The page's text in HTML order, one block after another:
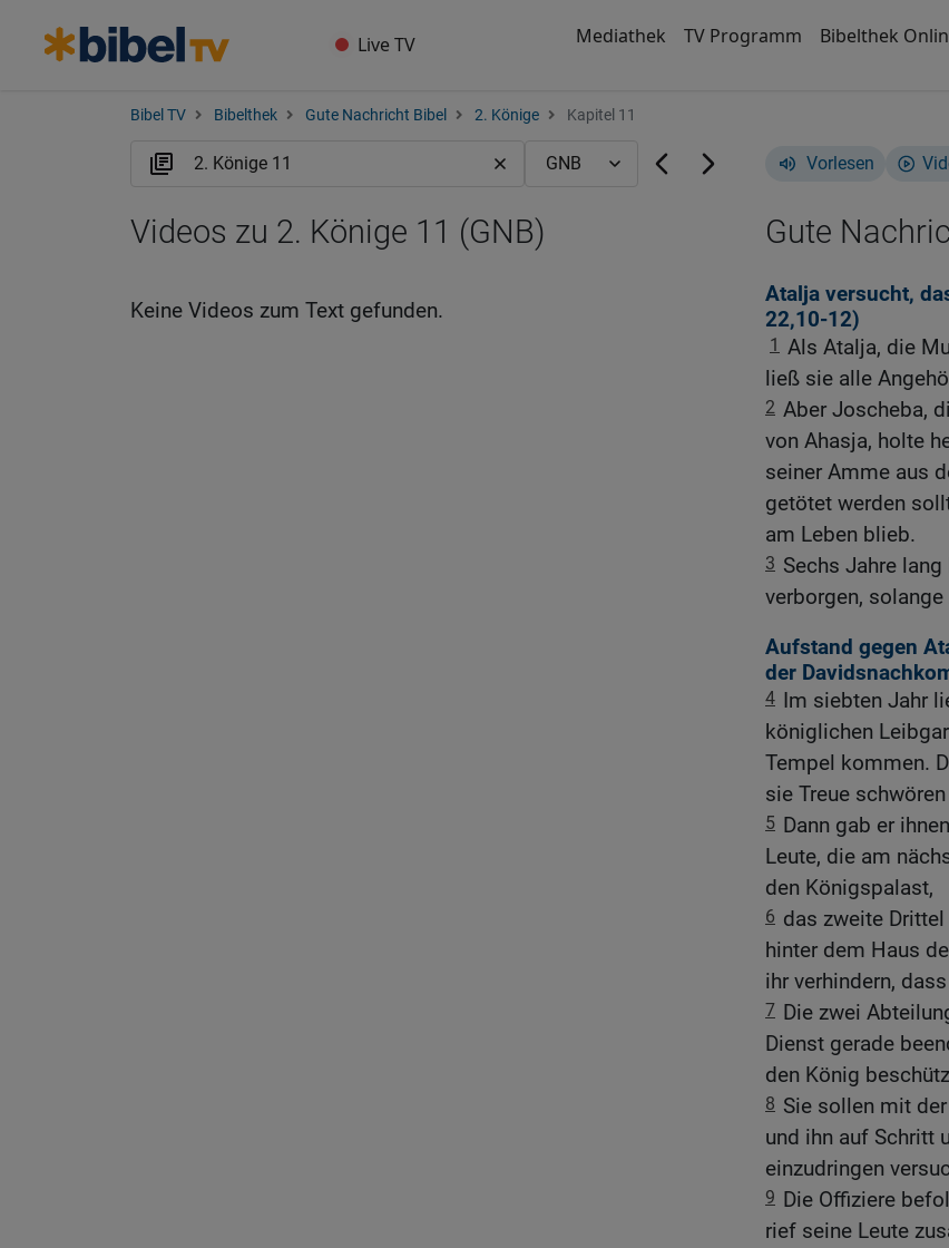
Live TV Mediathek TV Programm Bibelthek
Bibel TV Bibelthek Gute Nachricht Bibel 2. Könige Kapitel 11
Vorlesen
Gute
Atalja versucht,
22,10-12)
1 Als Atalja, die
ließ sie alle
2 Aber Joscheba,
von Ahasja, holte
seiner Amme aus
getötet werden
am Leben blieb.
3 Sechs Jahre
verborgen,
Aufstand gegen
der
4 Im siebten Jahr
königlichen
Tempel kommen.
sie Treue
5 Dann gab er
Leute, die am
den Königspalast,
6 das zweite
hinter dem Haus
ihr verhindern,
7 Die zwei
Dienst gerade
den König
8 Sie sollen mit
und ihn auf Schritt
einzudringen
9 Die Offiziere
rief seine Leute
Videos zu 2. Könige 11 (GNB)
Keine Videos zum Text gefunden.